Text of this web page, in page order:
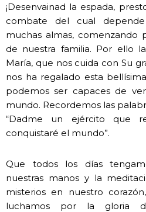
¡Desenvainad la espada,
combate del cual
muchas almas, comenzando
de nuestra familia. Por ello
María, que nos cuida con Su
nos ha regalado esta
podemos ser capaces de
mundo. Recordemos las
“Dadme un ejército que
conquistaré el mundo”.
Que todos los días
nuestras manos y la
misterios en nuestro
luchamos por la gloria